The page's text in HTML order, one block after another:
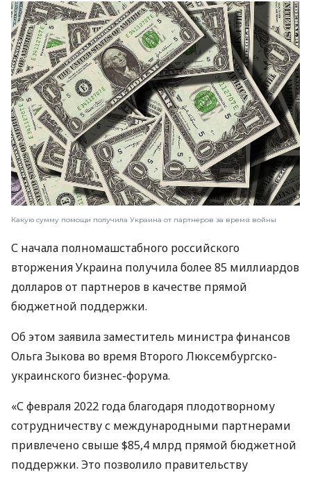
Какую сумму помощи получила Украина от партнеров за время войны
С начала полномашстабного российского
вторжения Украина получила более 85 миллиардов
долларов от партнеров в качестве прямой
бюджетной поддержки.
Об этом заявила заместитель министра финансов
Ольга Зыкова во время Второго Люксембургско-
украинского бизнес-форума.
«С февраля 2022 года благодаря плодотворному
сотрудничеству с международными партнерами
привлечено свыше $85,4 млрд прямой бюджетной
поддержки. Это позволило правительству